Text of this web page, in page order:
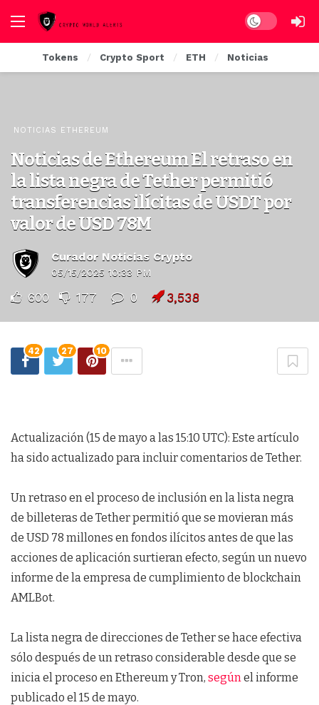
Dark mode
Tokens Crypto Sport ETH Noticias
NOTICIAS ETHEREUM
Noticias de Ethereum El retraso en
la lista negra de Tether permitió
transferencias ilícitas de USDT por
valor de USD 78M
Curador Noticias Crypto
05/15/2025 10:33 PM
600 177 0 3,538
42 27 10
Actualización (15 de mayo a las 15:10 UTC): Este artículo
ha sido actualizado para incluir comentarios de Tether.
Un retraso en el proceso de inclusión en la lista negra
de billeteras de Tether permitió que se movieran más
de USD 78 millones en fondos ilícitos antes de que las
acciones de aplicación surtieran efecto, según un nuevo
informe de la empresa de cumplimiento de blockchain
AMLBot.
La lista negra de direcciones de Tether se hace efectiva
sólo después de un retraso considerable desde que se
inicia el proceso en Ethereum y Tron, segúnel informe
publicado el 15 de mayo.